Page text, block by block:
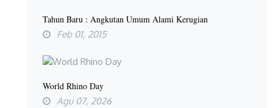
Tahun Baru : Angkutan Umum Alami Kerugian
Feb 01, 2015
World Rhino Day
Agu 07, 2026